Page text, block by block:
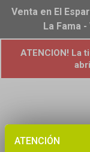
ATENCIÓN
Venta en El
La Fama
ATENCION! La